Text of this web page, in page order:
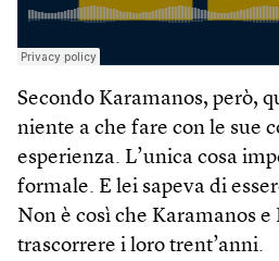
Secondo Karamanos, però,
niente a che fare con le sue
esperienza. L’unica cosa
formale. E lei sapeva di
Non è così che Karamanos
trascorrere i loro trent’anni.